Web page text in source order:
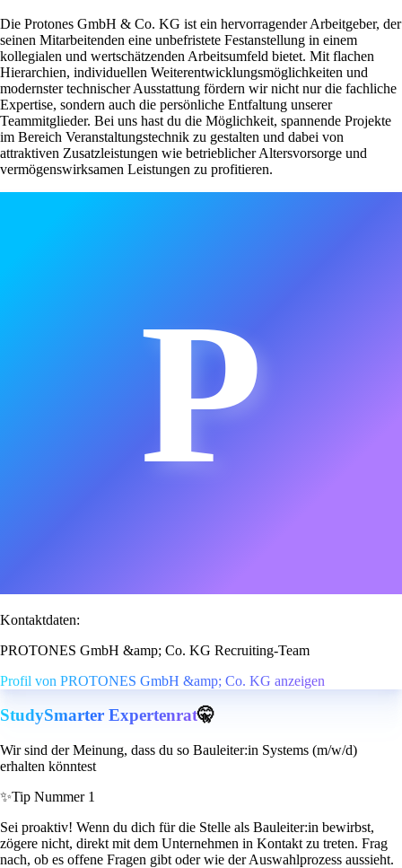
Die Protones GmbH & Co. KG ist ein hervorragender Arbeitgeber, der
seinen Mitarbeitenden eine unbefristete Festanstellung in einem
kollegialen und wertschätzenden Arbeitsumfeld bietet. Mit flachen
Hierarchien, individuellen Weiterentwicklungsmöglichkeiten und
modernster technischer Ausstattung fördern wir nicht nur die fachliche
Expertise, sondern auch die persönliche Entfaltung unserer
Teammitglieder. Bei uns hast du die Möglichkeit, spannende Projekte
im Bereich Veranstaltungstechnik zu gestalten und dabei von
attraktiven Zusatzleistungen wie betrieblicher Altersvorsorge und
vermögenswirksamen Leistungen zu profitieren.
P
Kontaktdaten:
PROTONES GmbH &amp; Co. KG Recruiting-Team
Profil von PROTONES GmbH &amp; Co. KG anzeigen
StudySmarter Expertenrat🤫
Wir sind der Meinung, dass du so Bauleiter:in Systems (m/w/d)
erhalten könntest
✨Tip Nummer 1
Sei proaktiv! Wenn du dich für die Stelle als Bauleiter:in bewirbst,
zögere nicht, direkt mit dem Unternehmen in Kontakt zu treten. Frag
nach, ob es offene Fragen gibt oder wie der Auswahlprozess aussieht.